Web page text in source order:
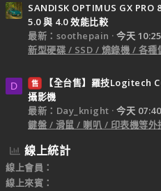
SANDISK OPTIMUS GX PRO
5.0 與 4.0 效能比較
最新：soothepain
今天 10:25
新型硬碟 / SSD / 燒錄機 / 各種
D 售
【全台售】羅技Logitech
攝影機
最新：Day_knight
今天 07:40
鍵盤 / 滑鼠 / 喇叭 / 印表機等外
線上統計
線上會員
線上來賓